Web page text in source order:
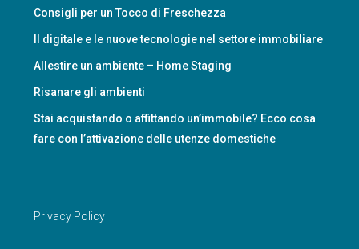
Consigli per un Tocco di Freschezza
Il digitale e le nuove tecnologie nel settore immobiliare
Allestire un ambiente – Home Staging
Risanare gli ambienti
Stai acquistando o affittando un’immobile? Ecco cosa
fare con l’attivazione delle utenze domestiche
Privacy Policy